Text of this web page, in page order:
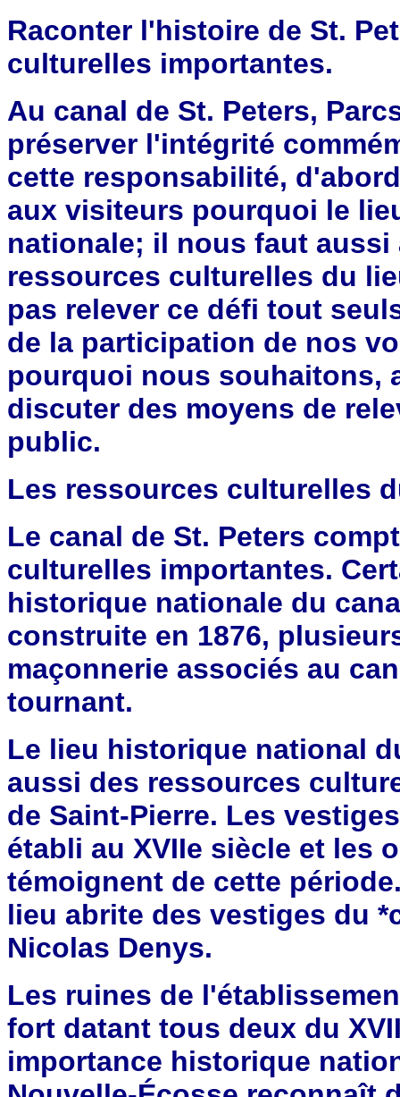
Raconter l'histoire de St.
culturelles importantes.
Au canal de St. Peters,
préserver l'intégrité
cette responsabilité,
aux visiteurs pourquoi le
nationale; il nous faut
ressources culturelles du
pas relever ce défi tout
de la participation de nos
pourquoi nous souhaitons,
discuter des moyens de
public.
Les ressources culturelles
Le canal de St. Peters
culturelles importantes.
historique nationale du
construite en 1876,
maçonnerie associés au
tournant.
Le lieu historique national
aussi des ressources
de Saint-Pierre. Les
établi au XVIIe siècle et les
témoignent de cette
lieu abrite des vestiges du
Nicolas Denys.
Les ruines de
fort datant tous deux du
importance historique